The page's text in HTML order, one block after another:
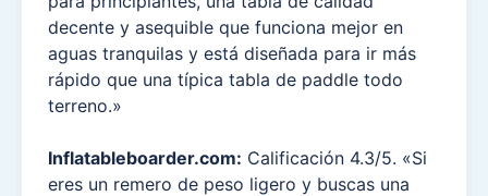
decente y asequible que funciona mejor en
aguas tranquilas y está diseñada para ir más
rápido que una típica tabla de paddle todo
terreno.»
Inflatableboarder.com: Calificación 4.3/5. «Si
eres un remero de peso ligero y buscas una